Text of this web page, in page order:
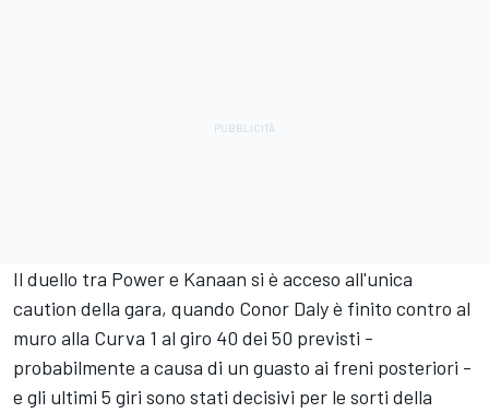
Il duello tra Power e Kanaan si è acceso all'unica
caution della gara, quando Conor Daly è finito contro al
muro alla Curva 1 al giro 40 dei 50 previsti -
probabilmente a causa di un guasto ai freni posteriori -
e gli ultimi 5 giri sono stati decisivi per le sorti della